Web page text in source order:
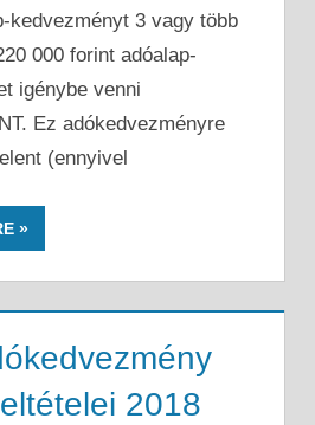
kedvezményt 3 vagy több
000 forint adóalap-
igénybe venni
Ez adókedvezményre
(ennyivel
2018